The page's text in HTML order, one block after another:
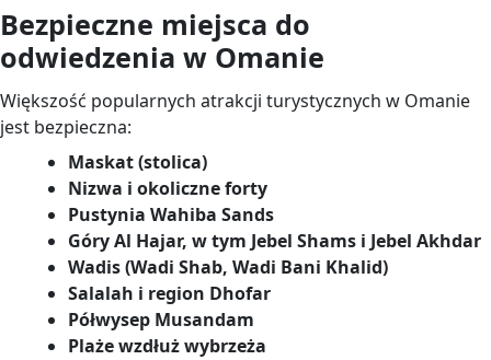
Bezpieczne miejsca do
odwiedzenia w Omanie
Większość popularnych atrakcji turystycznych w Omanie
jest bezpieczna:
Maskat (stolica)
Nizwa i okoliczne forty
Pustynia Wahiba Sands
Góry Al Hajar, w tym Jebel Shams i Jebel Akhdar
Wadis (Wadi Shab, Wadi Bani Khalid)
Salalah i region Dhofar
Półwysep Musandam
Plaże wzdłuż wybrzeża